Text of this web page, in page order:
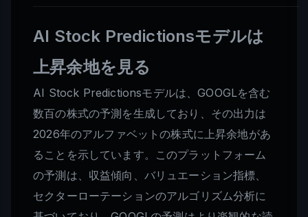
AI Stock Predictionsモデルは
上昇余地を見る
AI Stock Predictionsモデルは、GOOGLを含む
数百の株式の予測を生成しており、その出力は
2026年のアルファベットの株式に上昇余地があ
ることを示しています。このプラットフォーム
の予測は、収益傾向、バリュエーション指標、
セクターローテーションのアルゴリズム分析に